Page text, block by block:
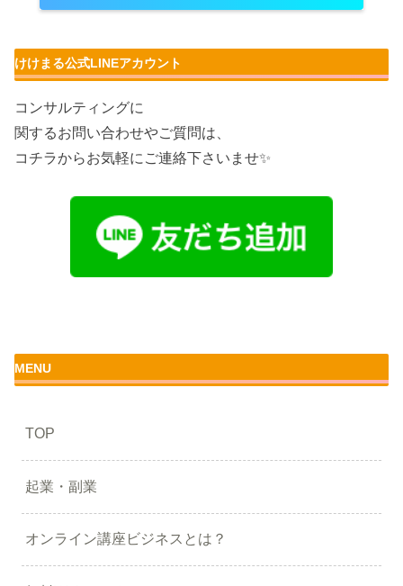
けけまる公式LINEアカウント
コンサルティングに
関するお問い合わせやご質問は、
コチラからお気軽にご連絡下さいませ✨
MENU
TOP
起業・副業
オンライン講座ビジネスとは？